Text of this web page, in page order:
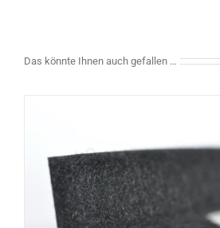
Das könnte Ihnen auch gefallen …